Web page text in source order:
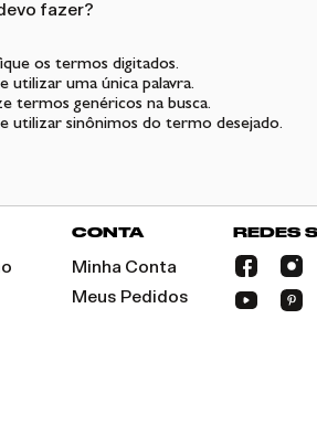
fazer?
os termos digitados.
utilizar uma única palavra.
termos genéricos na busca.
utilizar sinônimos do termo desejado.
CONTA
Minha Conta
Meus Pedidos
REDES